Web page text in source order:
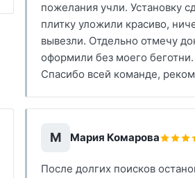
пожелания учли. Установку
плитку уложили красиво,
вывезли. Отдельно отмечу
оформили без моего
Спасибо всей команде,
М Мария Комарова
После долгих поисков